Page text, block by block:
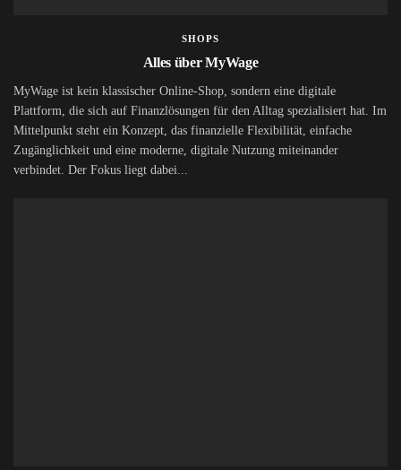
SHOPS
Alles über MyWage
MyWage ist kein klassischer Online-Shop, sondern eine digitale
Plattform, die sich auf Finanzlösungen für den Alltag spezialisiert hat. Im
Mittelpunkt steht ein Konzept, das finanzielle Flexibilität, einfache
Zugänglichkeit und eine moderne, digitale Nutzung miteinander
verbindet. Der Fokus liegt dabei...